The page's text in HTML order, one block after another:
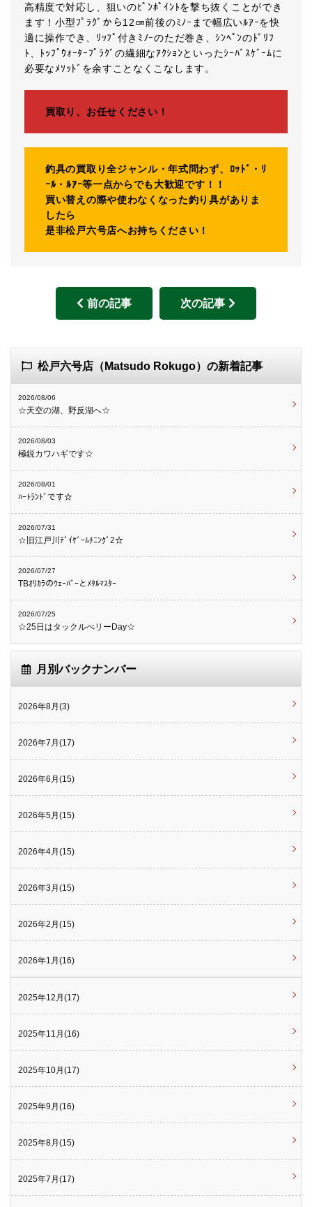
高精度で対応し、狙いのﾋﾟﾝﾎﾟｲﾝﾄを撃ち抜くことができ
ます！小型ﾌﾟﾗｸﾞから12㎝前後のﾐﾉｰまで幅広いﾙｱｰを快
適に操作でき、ﾘｯﾌﾟ付きﾐﾉｰのただ巻き、ｼﾝﾍﾟﾝのﾄﾞﾘﾌ
ﾄ、ﾄｯﾌﾟｳｫｰﾀｰﾌﾟﾗｸﾞの繊細なｱｸｼｮﾝといったｼｰﾊﾞｽｹﾞｰﾑに
必要なﾒｿｯﾄﾞを余すことなくこなします。
買取り、お任せください！
釣具の買取り全ジャンル・年式問わず、ﾛｯﾄﾞ・ﾘ
ｰﾙ・ﾙｱｰ等一点からでも大歓迎です！！
買い替えの際や使わなくなった釣り具がありま
したら
是非松戸六号店へお持ちください！
前の記事 次の記事
松戸六号店（Matsudo Rokugo）の新着記事
2026/08/06
☆天空の湖、野反湖へ☆
2026/08/03
極鋭カワハギです☆
2026/08/01
ﾊｰﾄﾗﾝﾄﾞです☆
2026/07/31
☆旧江戸川ﾃﾞｲｹﾞｰﾑﾁﾆﾝｸﾞ2☆
2026/07/27
TBｵﾘｶﾗのｳｪｰﾊﾞｰとﾒﾀﾙﾏｽﾀｰ
2026/07/25
☆25日はタックルべリーDay☆
月別バックナンバー
2026年8月(3)
2026年7月(17)
2026年6月(15)
2026年5月(15)
2026年4月(15)
2026年3月(15)
2026年2月(15)
2026年1月(16)
2025年12月(17)
2025年11月(16)
2025年10月(17)
2025年9月(16)
2025年8月(15)
2025年7月(17)